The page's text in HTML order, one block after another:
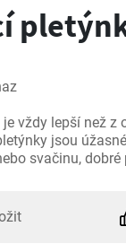
vždy lepší než z
jsou
svačinu,